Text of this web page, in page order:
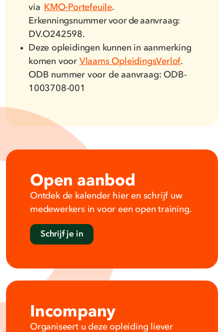
via KMO-Portefeuile.
Erkenningsnummer voor de aanvraag:
DV.O242598.
Deze opleidingen kunnen in aanmerking
komen voor Vlaams OpleidingsVerlof.
ODB nummer voor de aanvraag: ODB-
1003708-001
Open aanbod
Ontdek de kalender hier en schrijf uw
medewerkers in voor een open training.
Schrijf je in
Incompany
Organiseert u deze opleiding liever